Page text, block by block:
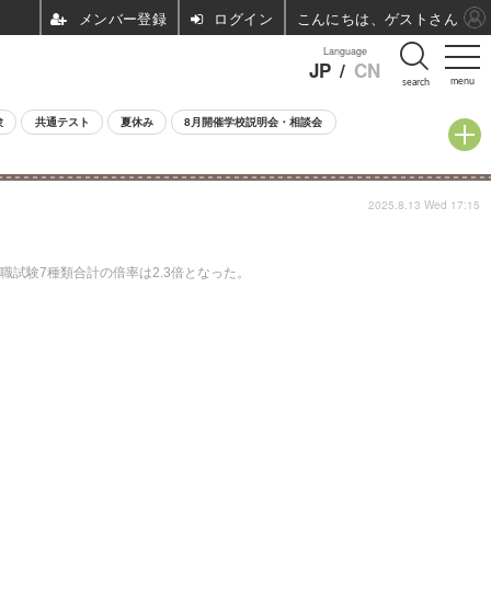
menu
Language
JP / CN search
共通テスト 夏休み 8月開催学校説明会・相談会
験7種類合計の倍率は2.3倍となった。
2025.8.13 Wed 17:15
ログイン こんにちは、ゲストさん